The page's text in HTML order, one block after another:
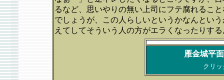
るなど、思いやりの無い上司にフテ腐れるこ
でしょうが、この人らしいというかなんとい
えてしてそういう人の方がエラくなったりす
雁金城平
クリ